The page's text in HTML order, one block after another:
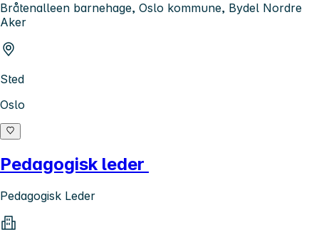
Bråtenalleen barnehage, Oslo kommune, Bydel Nordre
Aker
Sted
Oslo
Pedagogisk leder
Pedagogisk Leder